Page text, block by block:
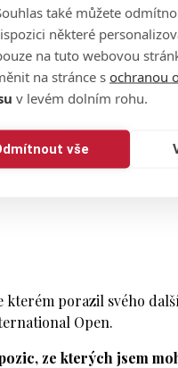
také můžete
některé
na tuto webovou
na stránce s ochranou
v levém dolním rohu.
vše
kterém porazil svého
Open.
ze kterých jsem